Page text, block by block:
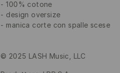
100% cotone
design oversize
manica corte con spalle scese
© 2025 LASH Music, LLC